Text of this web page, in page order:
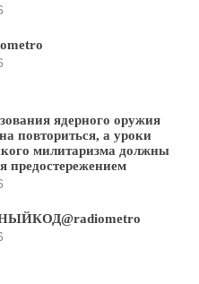
ядерного оружия
повториться, а уроки
милитаризма должны
предостережением